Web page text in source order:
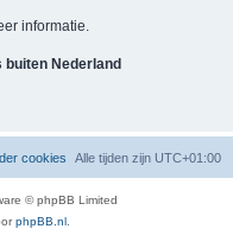
informatie.
buiten Nederland
Alle tijden zijn UTC+01:00
cookies
© phpBB Limited
phpBB.nl